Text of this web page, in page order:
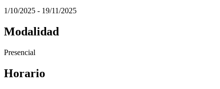
1/10/2025 - 19/11/2025
Modalidad
Presencial
Horario